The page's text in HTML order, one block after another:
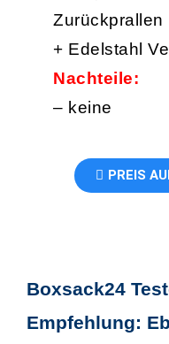
Zurückprallen
+ Edelstahl
Nachteile:
– keine
PREIS
Boxsack24
Empfehlung: